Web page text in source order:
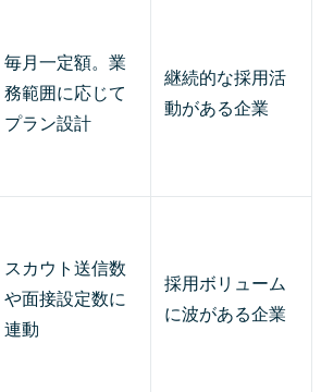
毎月一定額。業
務範囲に応じて
プラン設計
継続的な採用活
動がある企業
スカウト送信数
や面接設定数に
連動
採用ボリューム
に波がある企業